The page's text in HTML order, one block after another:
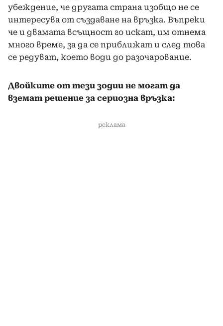
убеждение, че другата страна изобщо не се
интересува от създаване на връзка. Въпреки
че и двамата всъщност го искат, им отнема
много време, за да се приближат и след това
се редуват, което води до разочарование.
Двойките от тези зодии не могат да
вземат решение за сериозна връзка:
реклама